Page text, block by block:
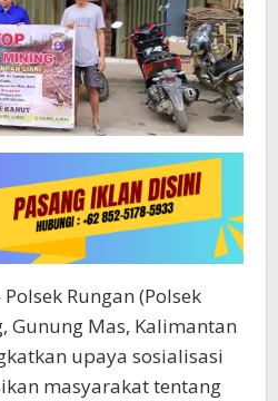
Rungan (Polsek
Gunung Mas, Kalimantan
upaya sosialisasi
masyarakat tentang